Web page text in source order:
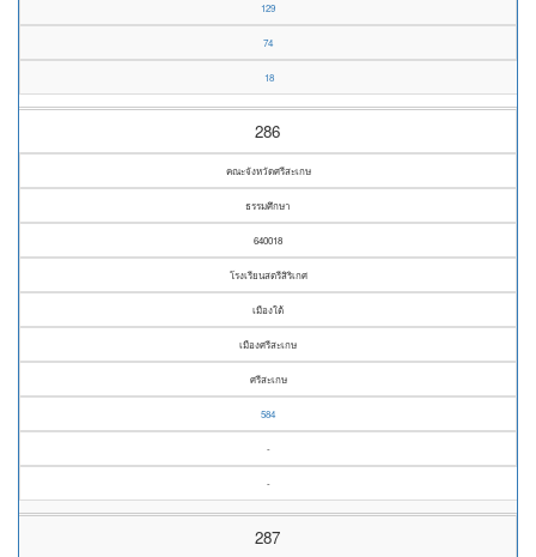
129
74
18
286
คณะจังหวัดศรีสะเกษ
ธรรมศึกษา
640018
โรงเรียนสตรีสิริเกศ
เมืองใต้
เมืองศรีสะเกษ
ศรีสะเกษ
584
-
-
287